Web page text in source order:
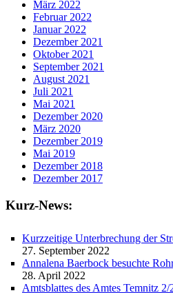
März 2022
Februar 2022
Januar 2022
Dezember 2021
Oktober 2021
September 2021
August 2021
Juli 2021
Mai 2021
Dezember 2020
März 2020
Dezember 2019
Mai 2019
Dezember 2018
Dezember 2017
Kurz-News:
Kurzzeitige Unterbrechung der
27. September 2022
Annalena Baerbock besuchte
28. April 2022
Amtsblattes des Amtes Temnitz 2/